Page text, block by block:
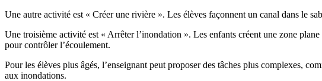
Une autre activité est « Créer une rivière ». Les élèves façonnent un canal dans le
Une troisième activité est « Arrêter l’inondation ». Les enfants créent une zone
pour contrôler l’écoulement.
Pour les élèves plus âgés, l’enseignant peut proposer des tâches plus complexes,
aux inondations.